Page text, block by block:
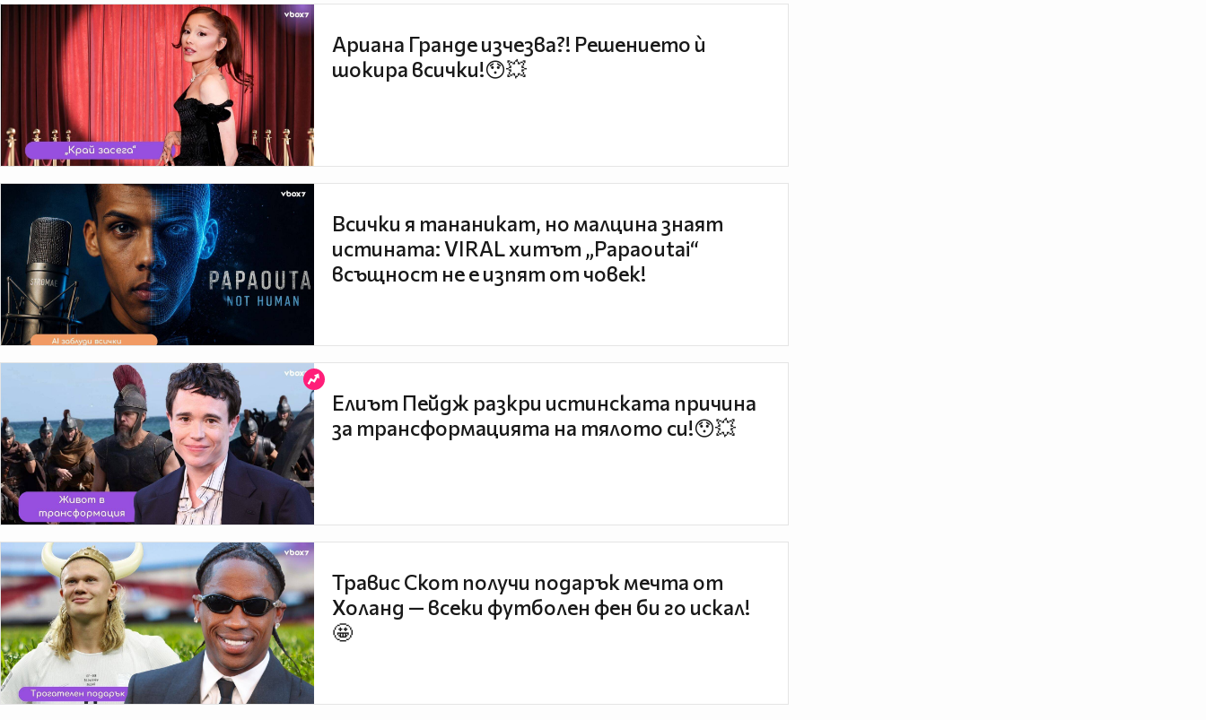
Ариана Гранде изчезва?! Решението ѝ
шокира всички!😯💥
Всички я тананикат, но малцина знаят
истината: VIRAL хитът „Papaoutai“
всъщност не е изпят от човек!
Елиът Пейдж разкри истинската причина
за трансформацията на тялото си!😯💥
Травис Скот получи подарък мечта от
Холанд — всеки футболен фен би го искал!
🤩